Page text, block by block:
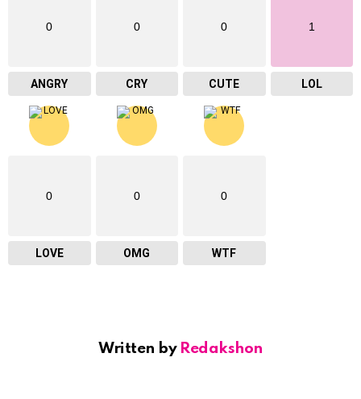
0
ANGRY
0
CRY
0
CUTE
1
LOL
0
LOVE
0
OMG
0
WTF
Written by Redakshon